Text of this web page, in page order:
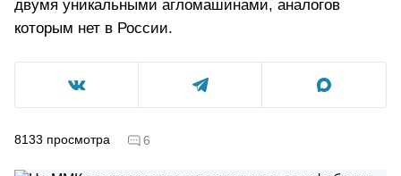
двумя уникальными агломашинами, аналогов
которым нет в России.
8133 просмотра 6